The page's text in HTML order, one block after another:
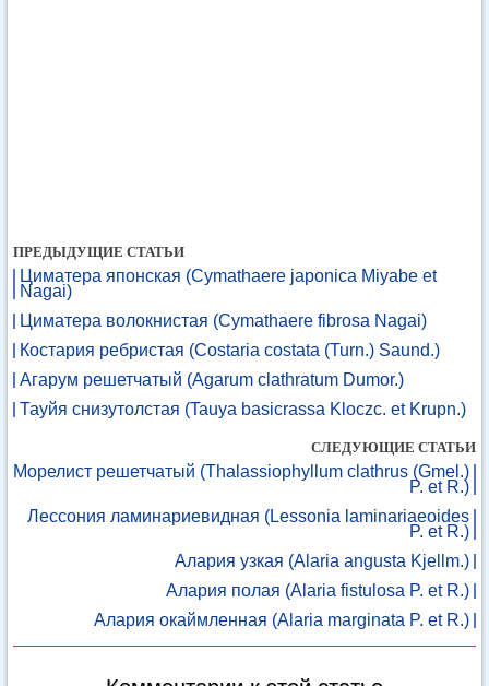
ПРЕДЫДУЩИЕ СТАТЬИ
Циматера японская (Cymathaere japonica Miyabe et
Nagai)
Циматера волокнистая (Cymathaere fibrosa Nagai)
Костария ребристая (Costaria costata (Turn.) Saund.)
Агарум решетчатый (Agarum clathratum Dumor.)
Тауйя снизутолстая (Tauya basicrassa Kloczc. et Krupn.)
СЛЕДУЮЩИЕ СТАТЬИ
Морелист решетчатый (Thalassiophyllum clathrus (Gmel.)
P. et R.)
Лессония ламинариевидная (Lessonia laminariaeoides
P. et R.)
Алария узкая (Alaria angusta Kjellm.)
Алария полая (Alaria fistulosa P. et R.)
Алария окаймленная (Alaria marginata P. et R.)